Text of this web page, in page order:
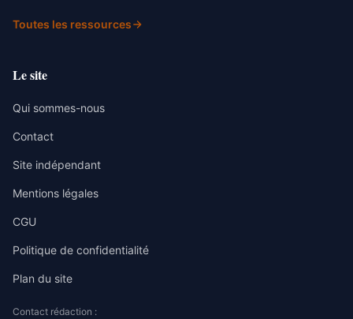
Toutes les ressources
Le site
Qui sommes-nous
Contact
Site indépendant
Mentions légales
CGU
Politique de confidentialité
Plan du site
Contact rédaction :